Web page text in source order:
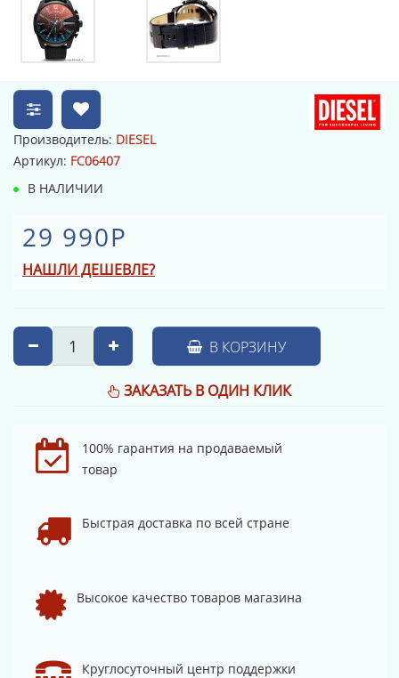
Производитель: DIESEL
Артикул: FC06407
В НАЛИЧИИ
29 990Р
НАШЛИ ДЕШЕВЛЕ?
В КОРЗИНУ
ЗАКАЗАТЬ В ОДИН КЛИК
100% гарантия на продаваемый
товар
Быстрая доставка по всей стране
Высокое качество товаров магазина
Круглосуточный центр поддержки